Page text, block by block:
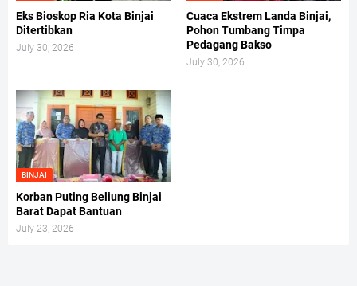
Eks Bioskop Ria Kota Binjai
Ditertibkan
July 30, 2026
Cuaca Ekstrem Landa Binjai,
Pohon Tumbang Timpa
Pedagang Bakso
July 30, 2026
BINJAI
Korban Puting Beliung Binjai
Barat Dapat Bantuan
July 23, 2026